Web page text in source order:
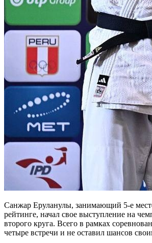
Санжар Еруланулы, занимающий 5-е
рейтинге, начал свое выступление на
второго круга. Всего в рамках
четыре встречи и не оставил шансов